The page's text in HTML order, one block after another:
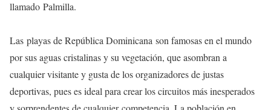
llamado Palmilla.
Las playas de República Dominicana son famosas en el mundo
por sus aguas cristalinas y su vegetación, que asombran a
cualquier visitante y gusta de los organizadores de justas
deportivas, pues es ideal para crear los circuitos más inesperados